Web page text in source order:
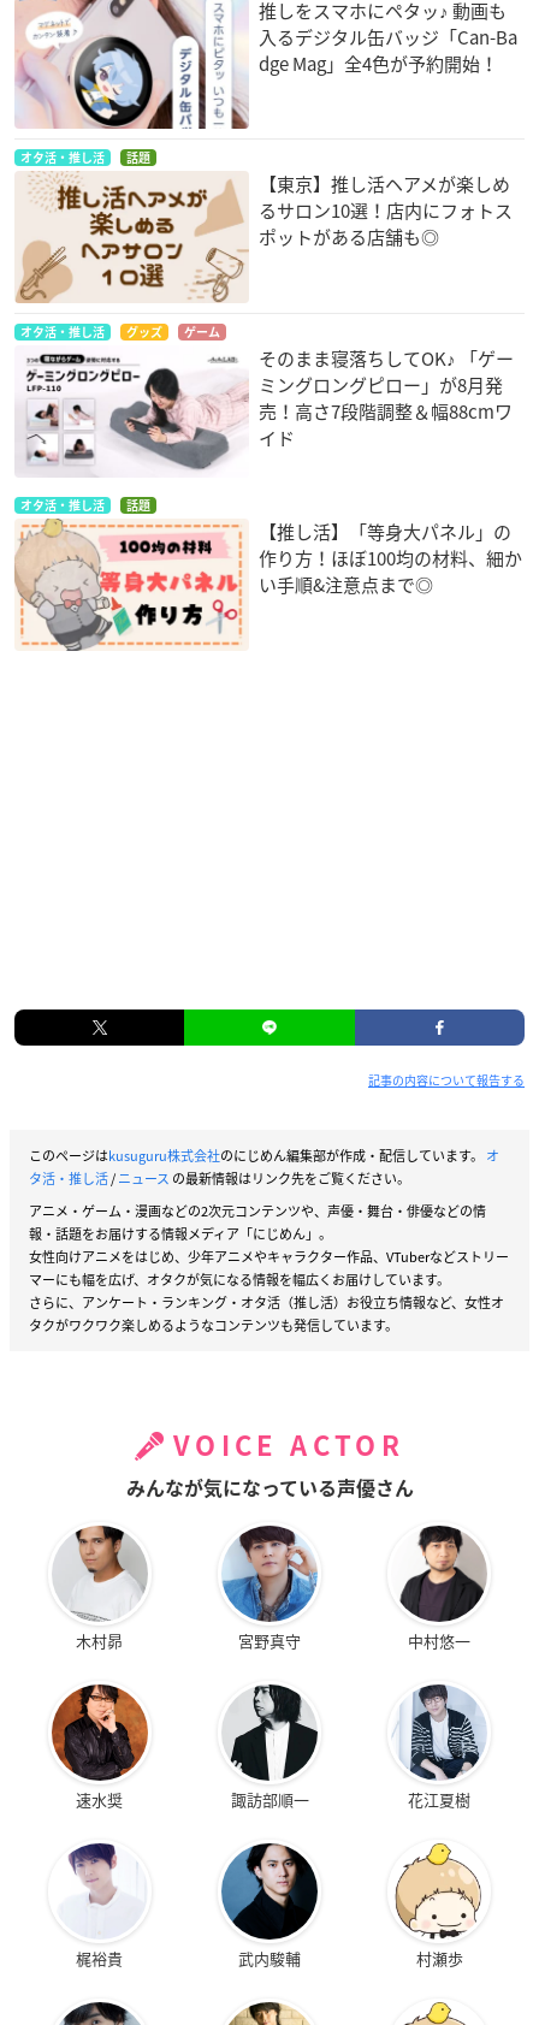
推しをスマホにペタッ♪ 動画も
入るデジタル缶バッジ「Can-Ba
dge Mag」全4色が予約開始！
オタ活・推し活 話題
【東京】推し活ヘアメが楽しめ
るサロン10選！店内にフォトス
ポットがある店舗も◎
オタ活・推し活 グッズ ゲーム
そのまま寝落ちしてOK♪ 「ゲー
ミングロングピロー」が8月発
売！高さ7段階調整＆幅88cmワ
イド
オタ活・推し活 話題
【推し活】「等身大パネル」の
作り方！ほぼ100均の材料、細か
い手順&注意点まで◎
記事の内容について報告する
このページはkusuguru株式会社のにじめん編集部が作成・配信しています。 オ
タ活・推し活/ニュース の最新情報はリンク先をご覧ください。
アニメ・ゲーム・漫画などの2次元コンテンツや、声優・舞台・俳優などの情
報・話題をお届けする情報メディア「にじめん」。
女性向けアニメをはじめ、少年アニメやキャラクター作品、VTuberなどストリー
マーにも幅を広げ、オタクが気になる情報を幅広くお届けしています。
さらに、アンケート・ランキング・オタ活（推し活）お役立ち情報など、女性オ
タクがワクワク楽しめるようなコンテンツも発信しています。
VOICE ACTOR
みんなが気になっている声優さん
木村昴 宮野真守 中村悠一
速水奨 諏訪部順一 花江夏樹
梶裕貴 武内駿輔 村瀬歩